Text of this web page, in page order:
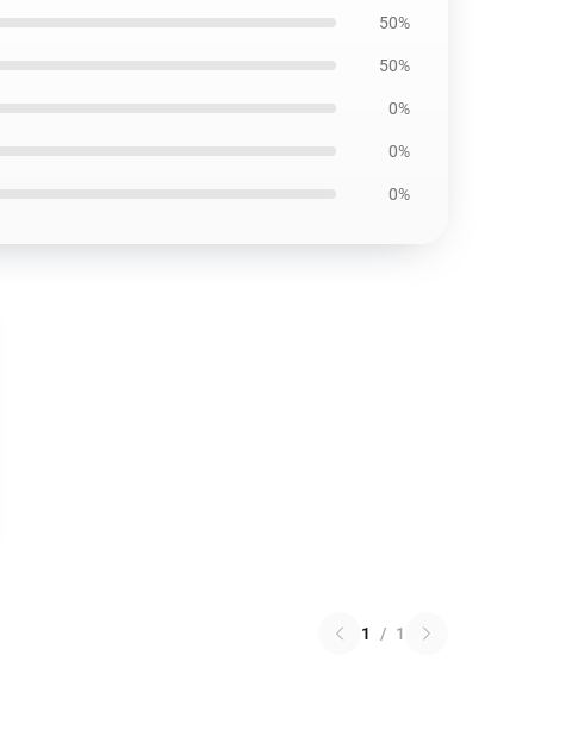
50%
50%
0%
0%
0%
1 / 1